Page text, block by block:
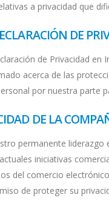
a privacidad que
DE
de Privacidad
acerca de las
por nuestra parte
DE LA
permanente
iniciativas
del comercio
de proteger su